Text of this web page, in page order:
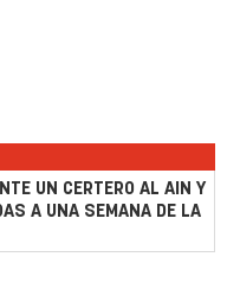
UN CERTERO AL AIN Y
A UNA SEMANA DE LA